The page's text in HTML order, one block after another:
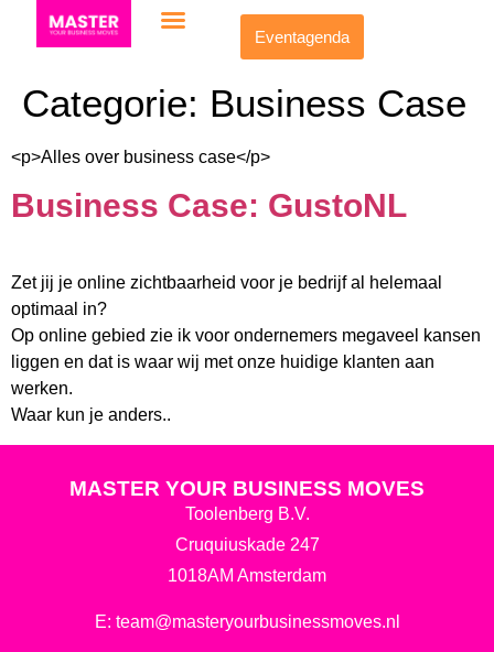
Eventagenda
Categorie: Business Case
<p>Alles over business case</p>
Business Case: GustoNL
Zet jij je online zichtbaarheid voor je bedrijf al helemaal
optimaal in?
Op online gebied zie ik voor ondernemers megaveel kansen
liggen en dat is waar wij met onze huidige klanten aan
werken.
Waar kun je anders..
MASTER YOUR BUSINESS MOVES
Toolenberg B.V.
Cruquiuskade 247
1018AM Amsterdam
E: team@masteryourbusinessmoves.nl